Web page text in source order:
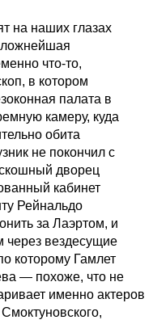
на наших глазах
что-то,
в котором
палата в
камеру, куда
обита
не покончил с
дворец
кабинет
Рейнальдо
за Лаэртом, и
через вездесущие
которому Гамлет
— похоже, что не
именно актеров